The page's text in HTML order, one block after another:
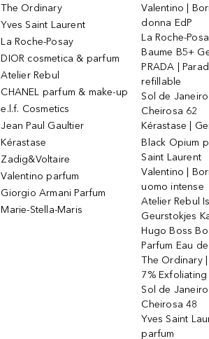
The Ordinary
Yves Saint Laurent
La Roche-Posay
DIOR cosmetica & parfum
Atelier Rebul
CHANEL parfum & make-up
e.l.f. Cosmetics
Jean Paul Gaultier
Kérastase
Zadig&Voltaire
Valentino parfum
Giorgio Armani Parfum
Marie-Stella-Maris
Valentino |
donna EdP
La Roche-
Baume B5+
PRADA |
refillable
Sol de Janeiro
Cheirosa 62
Kérastase |
Black Opium
Saint Laurent
Valentino |
uomo intense
Atelier Rebul
Geurstokjes
Hugo Boss
Parfum Eau
The Ordinary
7% Exfoliating
Sol de Janeiro
Cheirosa 48
Yves Saint
parfum